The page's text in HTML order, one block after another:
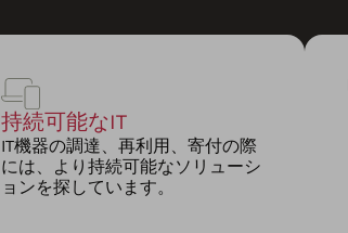
持続可能なIT
IT機器の調達、再利用、寄付の際
には、より持続可能なソリューシ
ョンを探しています。